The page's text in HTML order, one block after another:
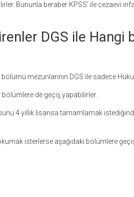
Bununla beraber KPSS’ ile cezaevi
DGS ile Hangi
mezunlarının DGS ile sadece
de geçiş yapabilirler.
4 yıllık lisansa tamamlamak
isterlerse aşağıdaki bölümlere